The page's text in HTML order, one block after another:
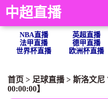
中超直播
NBA直播 英超直播
法甲直播
德甲直播
世界杯直播
欧洲杯直播
首页 > 足球直播> 斯洛文尼
00:00:00】